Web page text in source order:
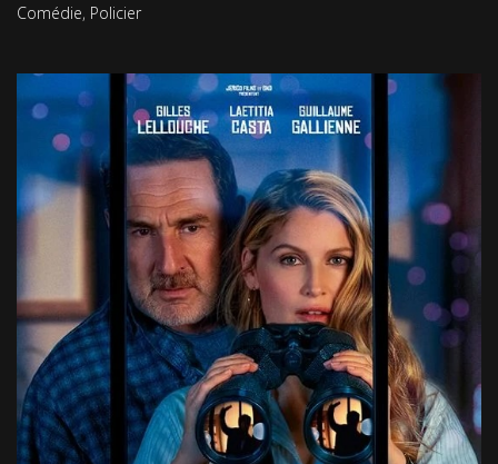
Comédie, Policier